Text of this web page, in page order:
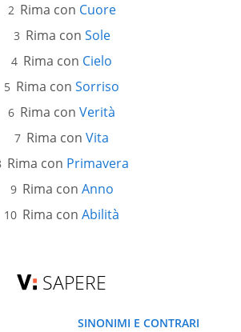
Rima con Cuore
Rima con Sole
Rima con Cielo
Rima con Sorriso
Rima con Verità
Rima con Vita
Rima con Primavera
Rima con Anno
Rima con Abilità
SAPERE
SINONIMI E CONTRARI